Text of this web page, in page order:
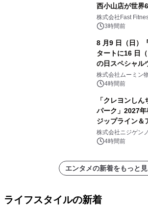
西小山店が世界
株式会社Fast
3時間前
8 月9 日（日）
タートに16 日
の日スペシャル
株式会社ムーミン
4時間前
「クレヨンし
パーク」2027年
ジップライン＆
のは今年が最後
ネムネ～大作戦
株式会社ニジゲン
4時間前
エンタメの新着をもっと
ライフスタイルの新着